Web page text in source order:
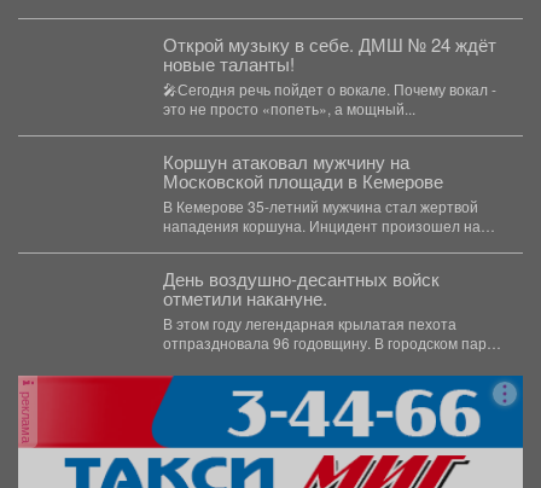
Открой музыку в себе. ДМШ № 24 ждёт
новые таланты!
🎤Сегодня речь пойдет о вокале. Почему вокал -
это не просто «попеть», а мощный...
Коршун атаковал мужчину на
Московской площади в Кемерове
В Кемерове 35-летний мужчина стал жертвой
нападения коршуна. Инцидент произошел на
День воздушно-десантных войск
отметили накануне.
В этом году легендарная крылатая пехота
отпраздновала 96 годовщину. В городском парке
реклама